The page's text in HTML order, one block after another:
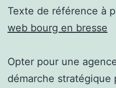
Texte de référence à
web bourg en bresse
Opter pour une
démarche stratégique